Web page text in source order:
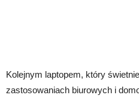
Kolejnym laptopem, który
zastosowaniach biurowych i